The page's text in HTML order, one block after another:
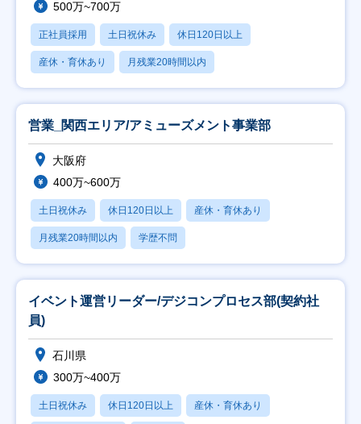
500万~700万
正社員採用 土日祝休み 休日120日以上
産休・育休あり 月残業20時間以内
営業_関西エリア/アミューズメント事業部
大阪府
400万~600万
土日祝休み 休日120日以上 産休・育休あり
月残業20時間以内 学歴不問
イベント運営リーダー/デジコンプロセス部(契約社
員)
石川県
300万~400万
土日祝休み 休日120日以上 産休・育休あり